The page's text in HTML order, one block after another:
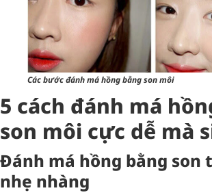
Các bước đánh má hồng bằng son môi
5 cách đánh má
son môi cực dễ mà
Đánh má hồng bằng son
nhẹ nhàng